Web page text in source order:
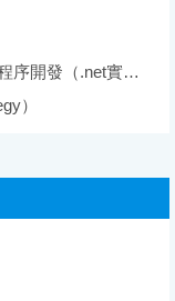
基於css樣式綁定的樣式驅動式AJAX程序開發（.net實現）
）